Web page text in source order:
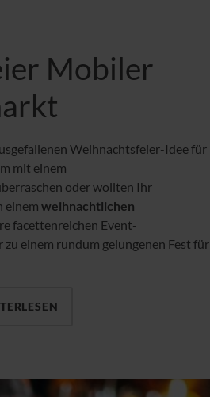
Mobiler
Weihnachtsfeier-Idee für
mit einem
oder wollten Ihr
einem weihnachtlichen
facettenreichen Event-
einem rundum gelungenen Fest für